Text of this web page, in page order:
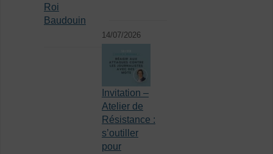
Roi
Baudouin
14/07/2026
Invitation –
Atelier de
Résistance :
s’outiller
pour